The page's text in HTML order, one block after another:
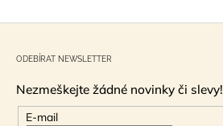
ODEBÍRAT NEWSLETTER
Nezmeškejte žádné novinky či slevy!
E-mail